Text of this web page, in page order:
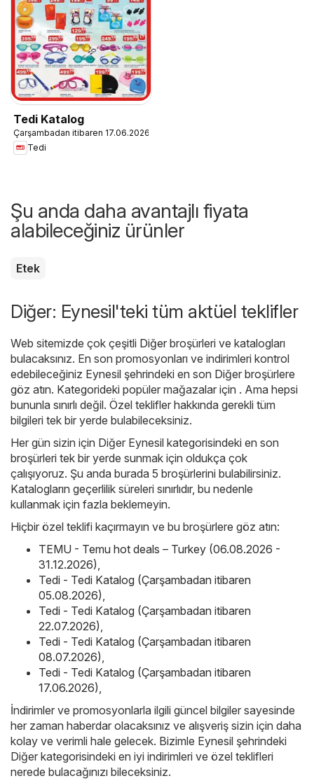
Tedi Katalog
Çarşambadan itibaren 17.06.2026
Tedi
Şu anda daha avantajlı fiyata
alabileceğiniz ürünler
Etek
Diğer: Eynesil'teki tüm aktüel teklifler
Web sitemizde çok çeşitli Diğer broşürleri ve katalogları
bulacaksınız. En son promosyonları ve indirimleri kontrol
edebileceğiniz Eynesil şehrindeki en son Diğer broşürlere
göz atın. Kategorideki popüler mağazalar için . Ama hepsi
bununla sınırlı değil. Özel teklifler hakkında gerekli tüm
bilgileri tek bir yerde bulabileceksiniz.
Her gün sizin için Diğer Eynesil kategorisindeki en son
broşürleri tek bir yerde sunmak için oldukça çok
çalışıyoruz. Şu anda burada 5 broşürlerini bulabilirsiniz.
Katalogların geçerlilik süreleri sınırlıdır, bu nedenle
kullanmak için fazla beklemeyin.
Hiçbir özel teklifi kaçırmayın ve bu broşürlere göz atın:
TEMU - Temu hot deals – Turkey (06.08.2026 -
31.12.2026)
Tedi - Tedi Katalog (Çarşambadan itibaren
05.08.2026)
Tedi - Tedi Katalog (Çarşambadan itibaren
22.07.2026)
Tedi - Tedi Katalog (Çarşambadan itibaren
08.07.2026)
Tedi - Tedi Katalog (Çarşambadan itibaren
17.06.2026)
İndirimler ve promosyonlarla ilgili güncel bilgiler sayesinde
her zaman haberdar olacaksınız ve alışveriş sizin için daha
kolay ve verimli hale gelecek. Bizimle Eynesil şehrindeki
Diğer kategorisindeki en iyi indirimleri ve özel teklifleri
nerede bulacağınızı bileceksiniz.